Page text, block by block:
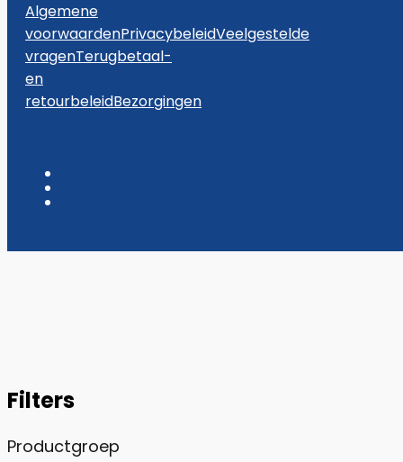
Algemene
voorwaardenPrivacybeleidVeelgestelde
vragenTerugbetaal-
en
retourbeleidBezorgingen
Filters
Productgroep